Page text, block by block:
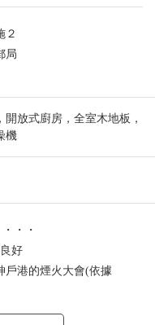
２
局
開放式廚房，全室木地板，
機
・・
好
港的煙火大會(依據